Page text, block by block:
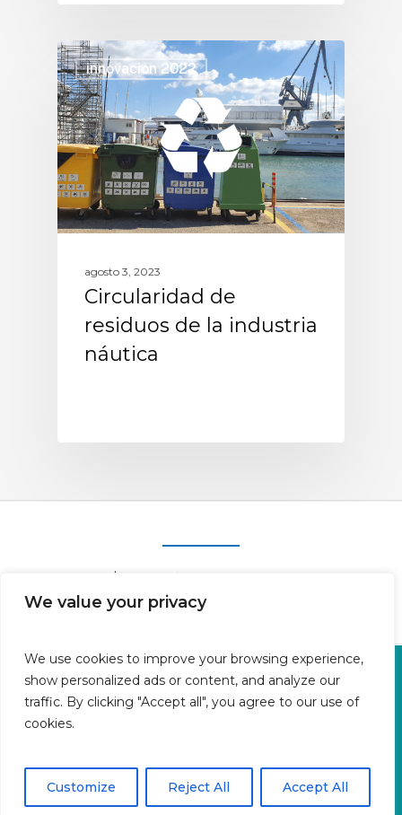
We value your privacy
We use cookies to improve your browsing experience,
show personalized ads or content, and analyze our
traffic. By clicking "Accept all", you agree to our use of
cookies.
Customize Reject All Accept All
innovacion 2022
agosto 3, 2023
Circularidad de
residuos de la industria
náutica
Oficina en Calle Fluvià 1,
Bajos derecha, 07015 Palma
Política de cookies
Política de privacidad